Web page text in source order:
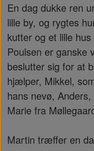
En dag dukke ren
lille by, og rygtes
kutter og et lille
Poulsen er ganske
beslutter sig for at
hjælper, Mikkel,
hans nevø,
Marie fra
Martin træffer en